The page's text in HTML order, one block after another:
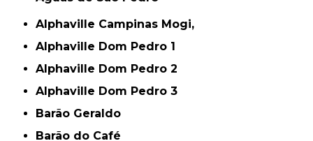
Alphaville Campinas Mogi,
Alphaville Dom Pedro 1
Alphaville Dom Pedro 2
Alphaville Dom Pedro 3
Barão Geraldo
Barão do Café